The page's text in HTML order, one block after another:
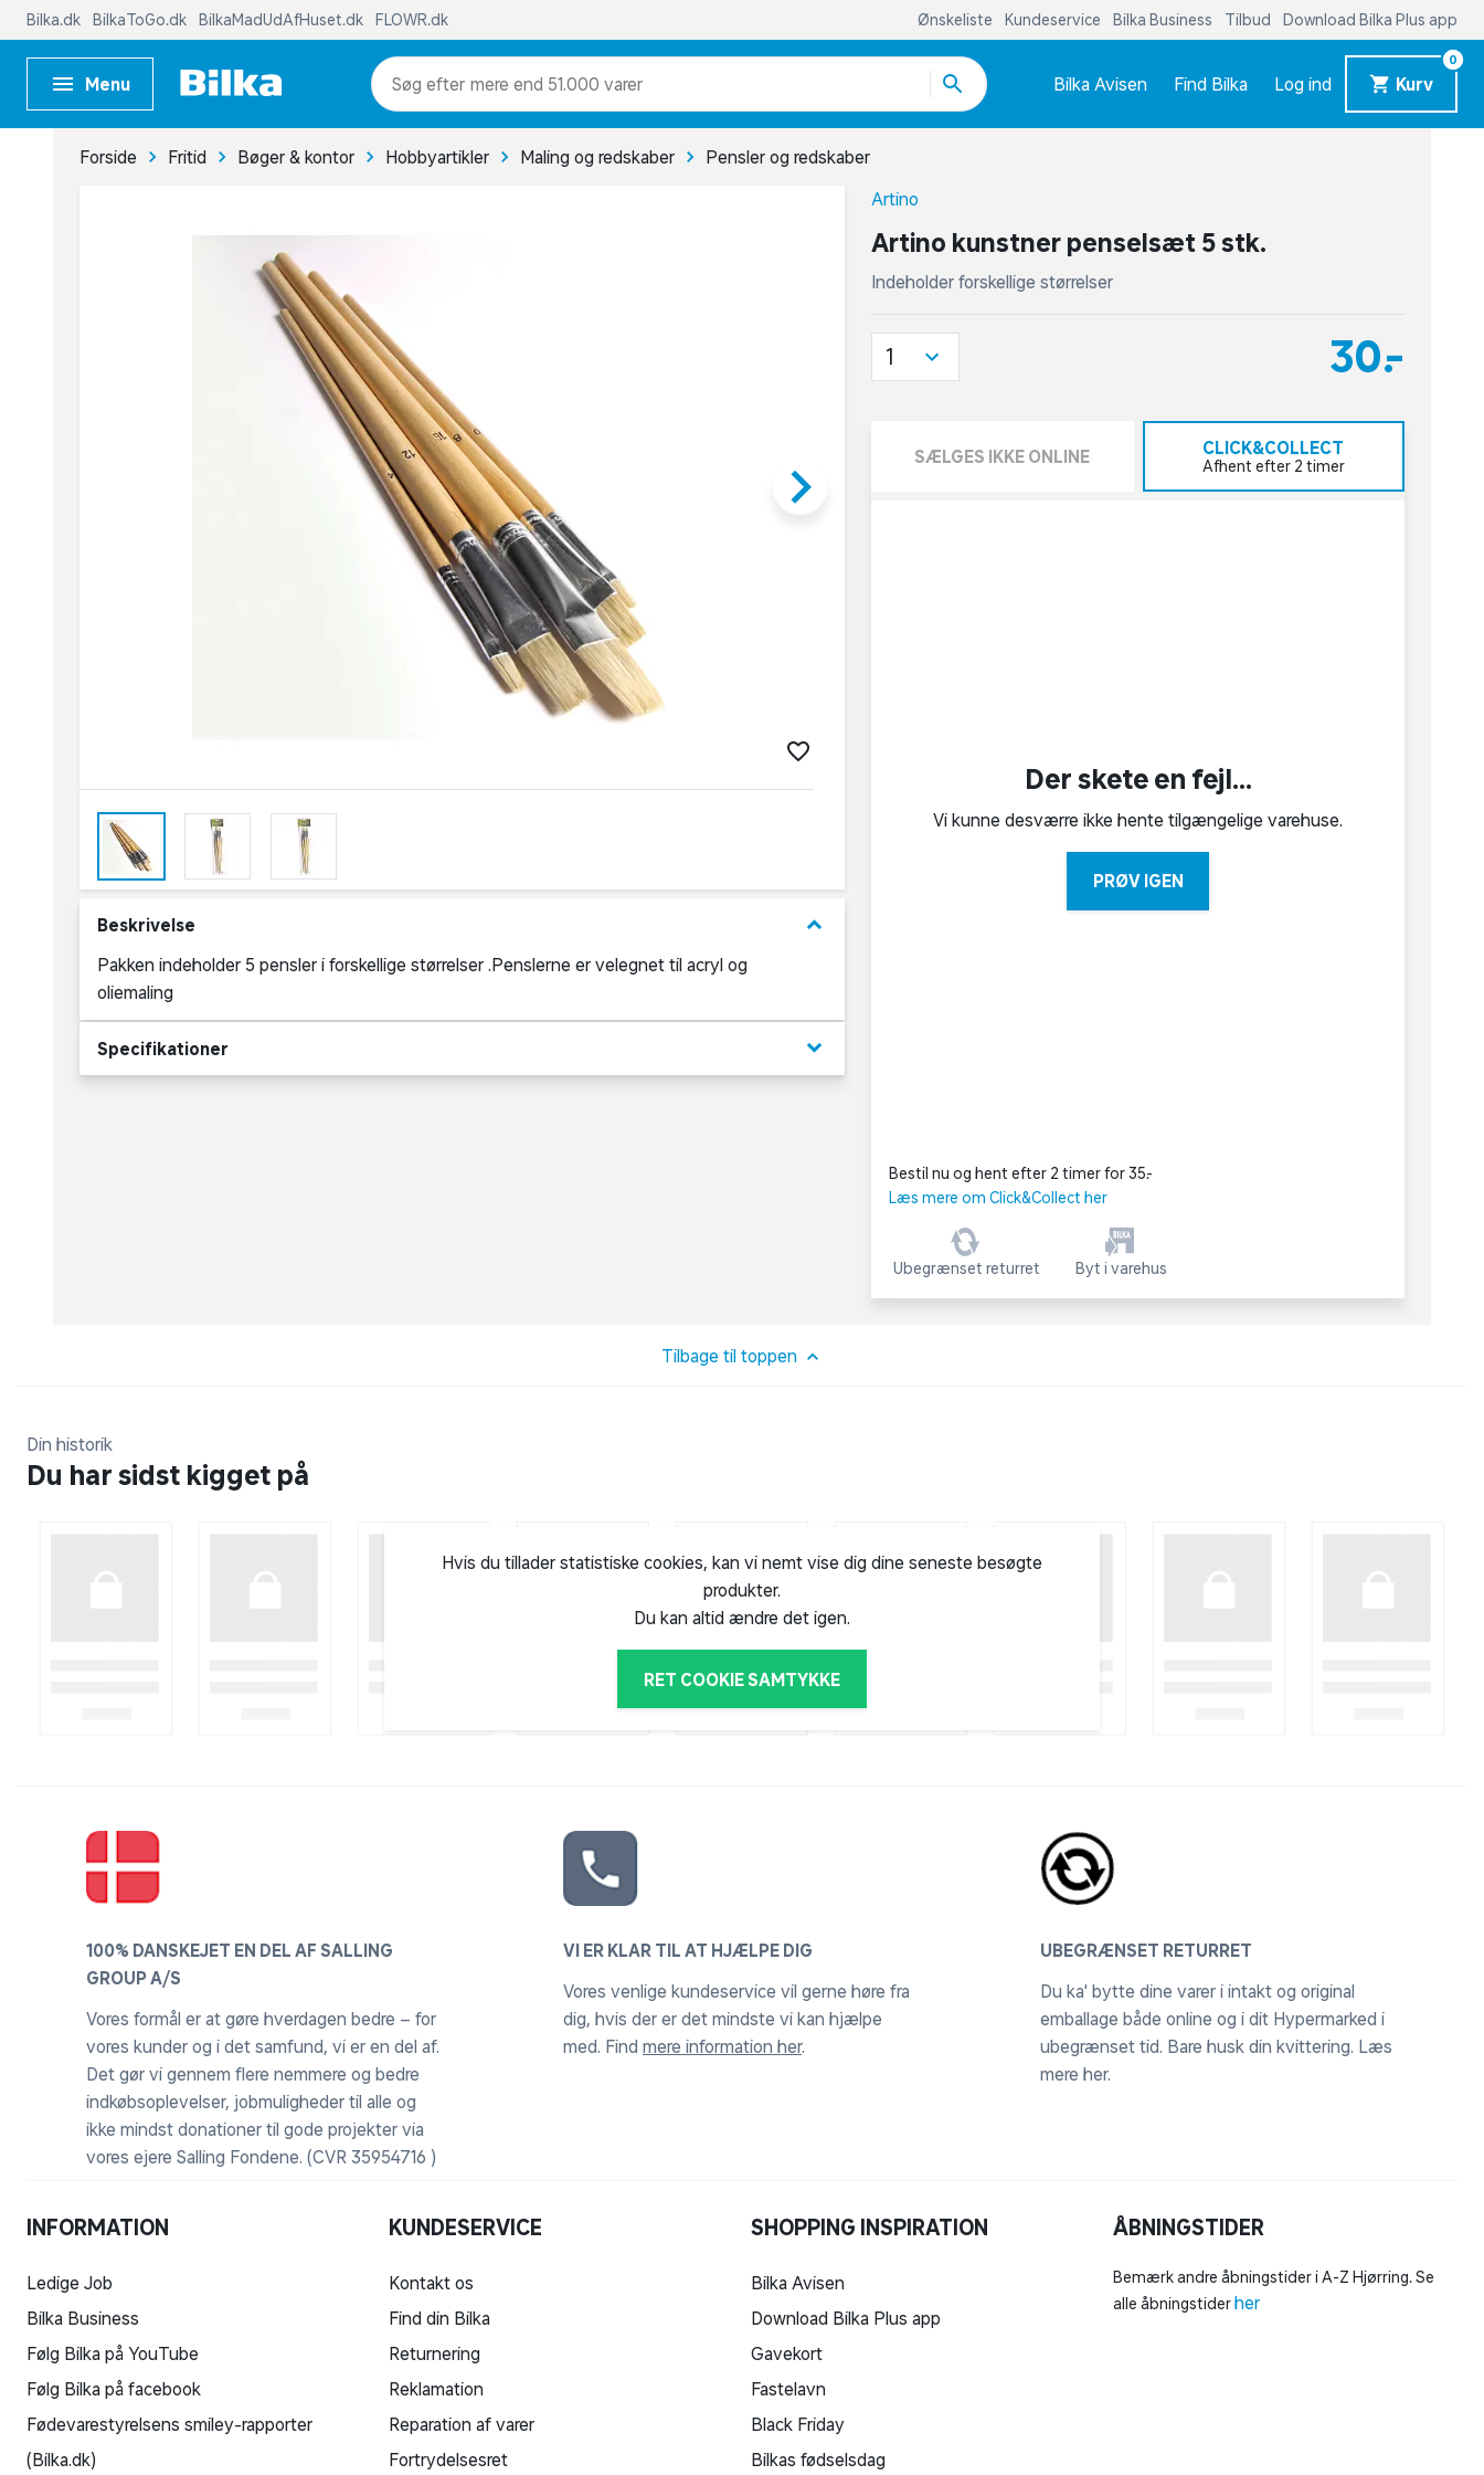
Bilka.dk BilkaToGo.dk BilkaMadUdAfHuset.dk FLOWR.dk Ønskeliste Kundeservice Bilka Business Tilbud Download Bilka Plus app
Menu mere end 51.000 varer Bilka Avisen Find Bilka Log ind Kurv
0
Forside Fritid Bøger & kontor Hobbyartikler Maling og redskaber Pensler og redskaber
keyboard_arrow_right
Beskrivelse keyboard_arrow_down
Pakken indeholder 5 pensler i forskellige størrelser .Penslerne er velegnet til acryl og
oliemaling
Specifikationer keyboard_arrow_down
Artino
Artino kunstner penselsæt 5 stk.
Indeholder forskellige størrelser
30,-
1
SÆLGES IKKE ONLINE CLICK&COLLECT
Afhent efter 2 timer
Der skete en fejl...
Vi kunne desværre ikke hente tilgængelige varehuse.
PRØV IGEN
Bestil nu og hent efter 2 timer for 35,-
Læs mere om Click&Collect her
Ubegrænset returret Byt i varehus
Tilbage til toppen
Din historik
Du har sidst kigget på
Hvis du tillader statistiske cookies, kan vi nemt vise dig dine seneste besøgte
produkter.
Du kan altid ændre det igen.
RET COOKIE SAMTYKKE
100% DANSKEJET EN DEL AF SALLING
GROUP A/S
Vores formål er at gøre hverdagen bedre – for
vores kunder og i det samfund, vi er en del af.
Det gør vi gennem flere nemmere og bedre
indkøbsoplevelser, jobmuligheder til alle og
ikke mindst donationer til gode projekter via
vores ejere Salling Fondene. (CVR 35954716 )
VI ER KLAR TIL AT HJÆLPE DIG
Vores venlige kundeservice vil gerne høre fra
dig, hvis der er det mindste vi kan hjælpe
med. Find mere information her.
UBEGRÆNSET RETURRET
Du ka' bytte dine varer i intakt og original
emballage både online og i dit Hypermarked i
ubegrænset tid. Bare husk din kvittering. Læs
mere her.
INFORMATION
Ledige Job
Bilka Business
Følg Bilka på YouTube
Følg Bilka på facebook
Fødevarestyrelsens smiley-rapporter
(Bilka.dk)
KUNDESERVICE
Kontakt os
Find din Bilka
Returnering
Reklamation
Reparation af varer
Fortrydelsesret
SHOPPING INSPIRATION
Bilka Avisen
Download Bilka Plus app
Gavekort
Fastelavn
Black Friday
Bilkas fødselsdag
ÅBNINGSTIDER
Bemærk andre åbningstider i A-Z Hjørring. Se
alle åbningstiderher